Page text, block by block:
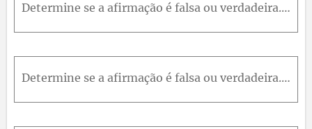
Determine se a afirmação é falsa ou verdadeira. Se for verdadeira, explique por quê. Caso contrário, explique por que ou dê um exemplo que mostre que é falsaSe f tem derivadas parciais de todas as ord
Determine se a afirmação é falsa ou verdadeira. Se for verdadeira, explique por quê. Caso contrário, explique por que ou dê um exemplo que mostre que é falsaSe f tem derivadas parciais de todas as ord